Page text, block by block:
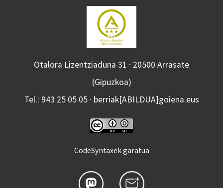
Otalora Lizentziaduna 31 · 20500 Arrasate
(Gipuzkoa)
Tel.: 943 25 05 05 · berriak[ABILDUA]goiena.eus
CodeSyntaxek garatua